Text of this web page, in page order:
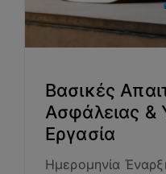
Βασικές
Ασφάλειας &
Εργασία
Ημερομηνία